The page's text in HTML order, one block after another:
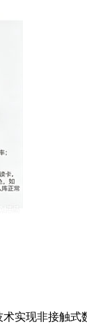
实现非接触式